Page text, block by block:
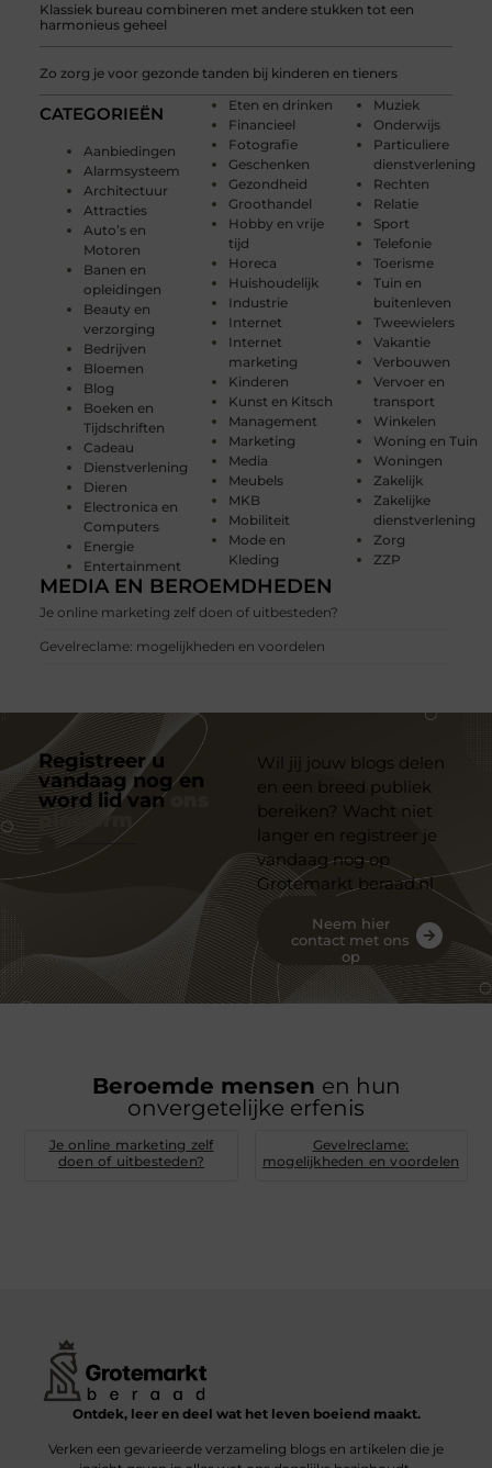
Klassiek bureau combineren met andere stukken tot een
harmonieus geheel
Zo zorg je voor gezonde tanden bij kinderen en tieners
CATEGORIEËN
Aanbiedingen
Alarmsysteem
Architectuur
Attracties
Auto’s en
Motoren
Banen en
opleidingen
Beauty en
verzorging
Bedrijven
Bloemen
Blog
Boeken en
Tijdschriften
Cadeau
Dienstverlening
Dieren
Electronica en
Computers
Energie
Entertainment
Eten en drinken
Financieel
Fotografie
Geschenken
Gezondheid
Groothandel
Hobby en vrije
tijd
Horeca
Huishoudelijk
Industrie
Internet
Internet
marketing
Kinderen
Kunst en Kitsch
Management
Marketing
Media
Meubels
MKB
Mobiliteit
Mode en
Kleding
Muziek
Onderwijs
Particuliere
dienstverlening
Rechten
Relatie
Sport
Telefonie
Toerisme
Tuin en
buitenleven
Tweewielers
Vakantie
Verbouwen
Vervoer en
transport
Winkelen
Woning en Tuin
Woningen
Zakelijk
Zakelijke
dienstverlening
Zorg
ZZP
MEDIA EN BEROEMDHEDEN
Je online marketing zelf doen of uitbesteden?
Gevelreclame: mogelijkheden en voordelen
Registreer u
vandaag nog en
word lid van
platform
Wil jij jouw blogs delen
en een breed publiek
bereiken? Wacht niet
langer en registreer je
vandaag nog op
Grotemarkt beraad.nl
Neem hier
contact met ons
op
Beroemde mensen en hun
onvergetelijke erfenis
Je online marketing zelf
doen of uitbesteden?
Gevelreclame:
mogelijkheden en voordelen
Ontdek, leer en deel wat het leven boeiend maakt.
Verken een gevarieerde verzameling blogs en artikelen die je